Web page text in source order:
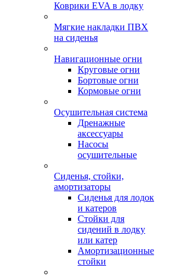
Коврики EVA в лодку
Мягкие накладки ПВХ
на сиденья
Навигационные огни
Круговые огни
Бортовые огни
Кормовые огни
Осушительная система
Дренажные
аксессуары
Насосы
осушительные
Сиденья, стойки,
амортизаторы
Сиденья для лодок
и катеров
Стойки для
сидений в лодку
или катер
Амортизационные
стойки